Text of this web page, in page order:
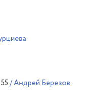
/ Андрей Березов